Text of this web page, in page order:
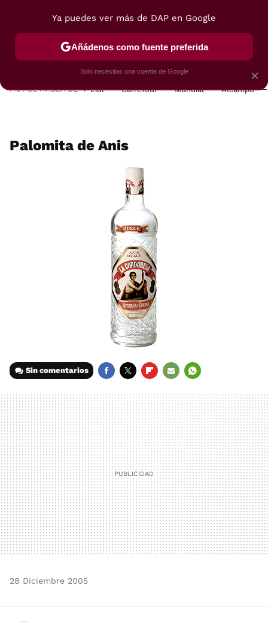
POSTRES VIAJES SELECCIÓN VEGUI
HOY SE HABLA DE Lidl Carrefour Mundial Alcampo
Palomita de Anis
Sin comentarios
MAIL
28 Diciembre 2005
×
Ya puedes ver más de DAP en Google
Añádenos como fuente preferida
Solo necesitas una cuenta de Google